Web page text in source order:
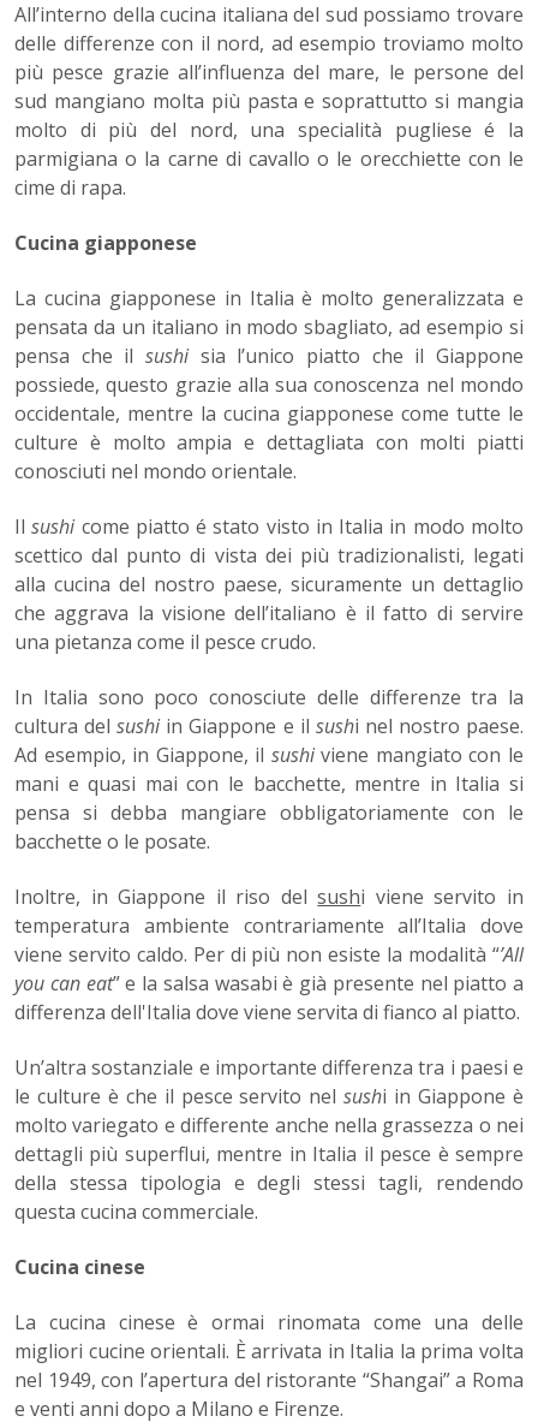
All’interno della cucina italiana del sud possiamo trovare
delle differenze con il nord, ad esempio troviamo molto
più pesce grazie all’influenza del mare, le persone del
sud mangiano molta più pasta e soprattutto si mangia
molto di più del nord, una specialità pugliese é la
parmigiana o la carne di cavallo o le orecchiette con le
cime di rapa.
Cucina giapponese
La cucina giapponese in Italia è molto generalizzata e
pensata da un italiano in modo sbagliato, ad esempio si
pensa che il sushisia l’unico piatto che il Giappone
possiede, questo grazie alla sua conoscenza nel mondo
occidentale, mentre la cucina giapponese come tutte le
culture è molto ampia e dettagliata con molti piatti
conosciuti nel mondo orientale.
Ilsushicome piatto é stato visto in Italia in modo molto
scettico dal punto di vista dei più tradizionalisti, legati
alla cucina del nostro paese, sicuramente un dettaglio
che aggrava la visione dell’italiano è il fatto di servire
una pietanza come il pesce crudo.
In Italia sono poco conosciute delle differenze tra la
cultura delsushiin Giappone e il sushi nel nostro paese.
Ad esempio, in Giappone, il sushiviene mangiato con le
mani e quasi mai con le bacchette, mentre in Italia si
pensa si debba mangiare obbligatoriamente con le
bacchette o le posate.
Inoltre, in Giappone il riso delsushi viene servito in
temperatura ambiente contrariamente all’Italia dove
viene servito caldo. Per di più non esiste la modalità “’All
you can eat” e la salsa wasabi è già presente nel piatto a
differenza dell'Italia dove viene servita di fianco al piatto.
Un’altra sostanziale e importante differenza tra i paesi e
le culture è che il pesce servito nelsushi in Giappone è
molto variegato e differente anche nella grassezza o nei
dettagli più superflui, mentre in Italia il pesce è sempre
della stessa tipologia e degli stessi tagli, rendendo
questa cucina commerciale.
Cucina cinese
La cucina cinese è ormai rinomata come una delle
migliori cucine orientali. È arrivata in Italia la prima volta
nel 1949, con l’apertura del ristorante “Shangai” a Roma
e venti anni dopo a Milano e Firenze.